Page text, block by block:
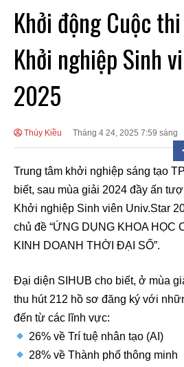
Khởi động Cuộc
Khởi nghiệp Sinh
2025
Thúy Kiều Tháng 4 24, 2025 7:59 sáng
Trung tâm khởi nghiệp sáng tạo
biết, sau mùa giải 2024 đầy ấn
Khởi nghiệp Sinh viên Univ.Star
chủ đề “ỨNG DỤNG KHOA HỌC
KINH DOANH THỜI ĐẠI SỐ”.
Đại diện SIHUB cho biết, ở mùa
thu hút 212 hồ sơ đăng ký với
đến từ các lĩnh vực:
26% về Trí tuệ nhân tạo (AI)
28% về Thành phố thông minh